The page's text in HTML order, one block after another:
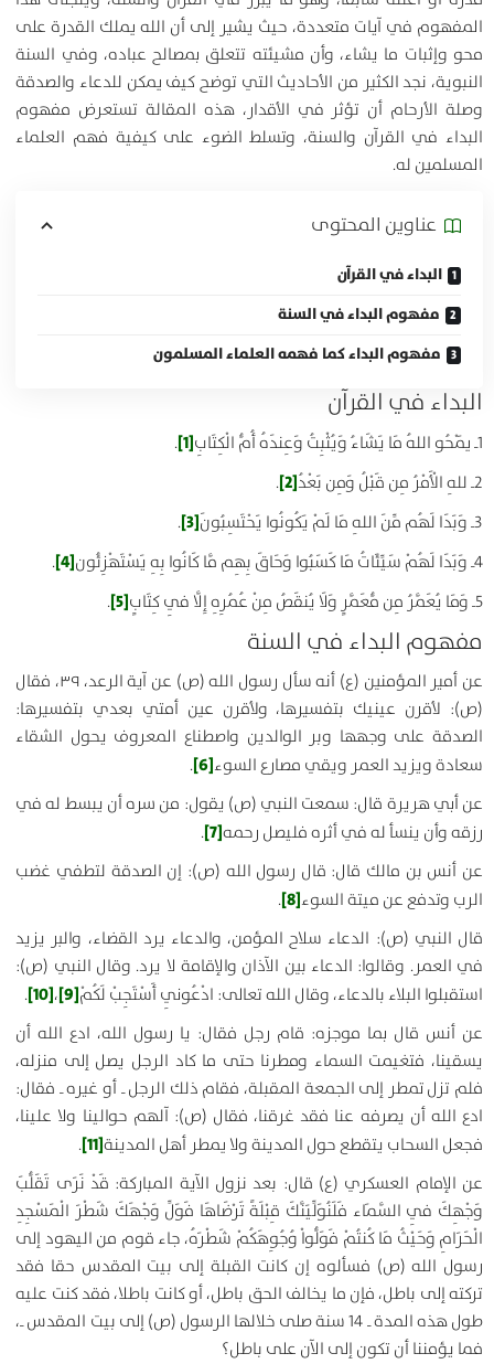
المفهوم في آيات متعددة، حيث يشير إلى أن الله يملك القدرة على
محو وإثبات ما يشاء، وأن مشيئته تتعلق بمصالح عباده، وفي السنة
النبوية، نجد الكثير من الأحاديث التي توضح كيف يمكن للدعاء والصدقة
وصلة الأرحام أن تؤثر في الأقدار، هذه المقالة تستعرض مفهوم
البداء في القرآن والسنة، وتسلط الضوء على كيفية فهم العلماء
المسلمين له.
عناوين المحتوی
البداء في القرآن
مفهوم البداء في السنة
مفهوم البداء كما فهمه العلماء المسلمون
البداء في القرآن
1ـ يَمْحُو اللهُ مَا يَشَاءُ وَيُثْبِتُ وَعِندَهُ أُمُّ الْكِتَابِ[1]
.
2ـ للهِ الْأَمْرُ مِن قَبْلُ وَمِن بَعْدُ
[2]
.
3ـ وَبَدَا لَهُم مِّنَ اللهِ مَا لَمْ يَكُونُوا يَحْتَسِبُونَ
[3]
.
4ـ وَبَدَا لَهُمْ سَيِّئَاتُ مَا كَسَبُوا وَحَاقَ بِهِم مَّا كَانُوا بِهِ يَسْتَهْزِئُون
[4]
.
5ـ وَمَا يُعَمَّرُ مِن مُّعَمَّرٍ وَلَا يُنقَصُ مِنْ عُمُرِهِ إِلَّا فِي كِتَابٍ
[5]
.
مفهوم البداء في السنة
عن أمير المؤمنين (ع) أنه سأل رسول الله (ص) عن آية الرعد، ۳۹، فقال
(ص): لأقرن عينيك بتفسيرها، ولأقرن عين أمتي بعدي بتفسيرها:
الصدقة على وجهها وبر الوالدين واصطناع المعروف يحول الشقاء
سعادة ويزيد العمر ويقي مصارع السوء[6]
.
عن أبي هريرة قال: سمعت النبي (ص) يقول: من سره أن يبسط له في
رزقه وأن ينسأ له في أثره فليصل رحمه[7]
.
عن أنس بن مالك قال: قال رسول الله (ص): إن الصدقة لتطفي غضب
الرب وتدفع عن ميتة السوء[8]
.
قال النبي (ص): الدعاء سلاح المؤمن، والدعاء يرد القضاء، والبر يزيد
في العمر. وقالوا: الدعاء بين الآذان والإقامة لا يرد. وقال النبي (ص):
استقبلوا البلاء بالدعاء، وقال الله تعالى: ادْعُونِي أَسْتَجِبْ لَكُمْ[9] ،[10]
.
عن أنس قال بما موجزه: قام رجل فقال: يا رسول الله، ادع الله أن
يسقينا، فتغيمت السماء ومطرنا حتى ما كاد الرجل يصل إلى منزله،
فلم تزل تمطر إلى الجمعة المقبلة، فقام ذلك الرجل ـ أو غيره ـ فقال:
ادع الله أن يصرفه عنا فقد غرقنا، فقال (ص):آلهم حوالينا ولا علينا،
فجعل السحاب يتقطع حول المدينة ولا يمطر أهل المدينة[11]
.
عن الإمام العسكري (ع) قال: بعد نزول الآية المباركة: قَدْ نَرَى تَقَلُّبَ
وَجْهِكَ فِي السَّمَاء فَلَنُوَلِّيَنَّكَ قِبْلَةً تَرْضَاهَا فَوَلِّ وَجْهَكَ شَطْرَ الْمَسْجِدِ
الْحَرَامِ وَحَيْثُ مَا كُنتُمْ فَوَلُّواْ وُجُوِهَكُمْ شَطْرَهُ، جاء قوم من اليهود إلى
رسول الله (ص) فسألوه إن كانت القبلة إلى بيت المقدس حقا فقد
تركته إلى باطل، فإن ما يخالف الحق باطل، أو كانت باطلا، فقد كنت عليه
طول هذه المدة ـ 14 سنة صلى خلالها الرسول (ص) إلى بيت المقدس ـ،
فما يؤمننا أن تكون إلى الآن على باطل؟